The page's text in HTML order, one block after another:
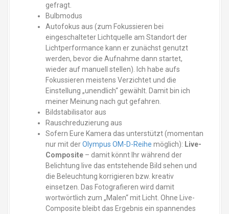
gefragt.
Bulbmodus
Autofokus aus (zum Fokussieren bei
eingeschalteter Lichtquelle am Standort der
Lichtperformance kann er zunächst genutzt
werden, bevor die Aufnahme dann startet,
wieder auf manuell stellen). Ich habe aufs
Fokussieren meistens Verzichtet und die
Einstellung „unendlich“ gewählt. Damit bin ich
meiner Meinung nach gut gefahren.
Bildstabilisator aus
Rauschreduzierung aus
Sofern Eure Kamera das unterstützt (momentan
nur mit derOlympus OM-D-Reihe möglich): Live-
Composite – damit könnt Ihr während der
Belichtung live das entstehende Bild sehen und
die Beleuchtung korrigieren bzw. kreativ
einsetzen. Das Fotografieren wird damit
wortwörtlich zum „Malen“ mit Licht. Ohne Live-
Composite bleibt das Ergebnis ein spannendes